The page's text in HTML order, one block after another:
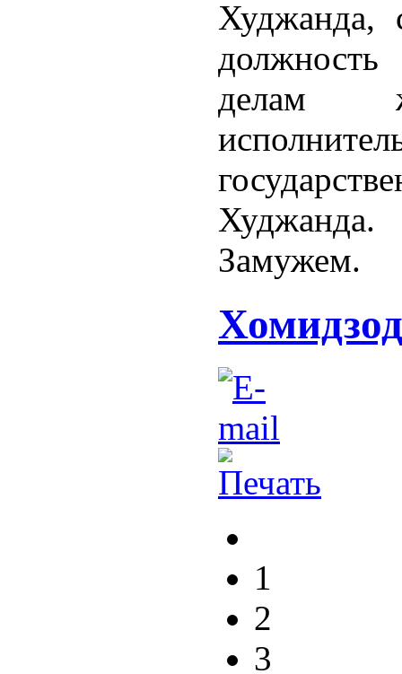
Худжанда,
делам
Худжанда.
Замужем.
1
2
3